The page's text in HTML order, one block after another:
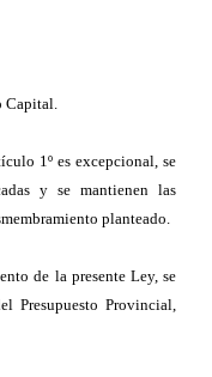
Capital.
1º es excepcional, se
y se mantienen las
planteado.
de la presente Ley, se
Presupuesto Provincial,